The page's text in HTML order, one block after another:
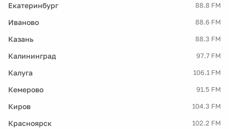
Екатеринбург 88.8 FM
Иваново 88.6 FM
Казань 88.3 FM
Калининград 97.7 FM
Калуга 106.1 FM
Кемерово 91.5 FM
Киров 104.3 FM
Красноярск 102.2 FM